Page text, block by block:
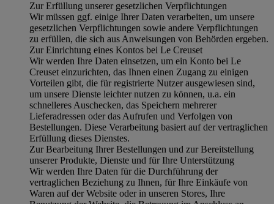
Zur Erfüllung unserer gesetzlichen Verpflichtungen
Wir müssen ggf. einige Ihrer Daten verarbeiten, um unsere
gesetzlichen Verpflichtungen sowie andere Verpflichtungen
zu erfüllen, die sich aus Anweisungen von Behörden ergeben.
Zur Einrichtung eines Kontos bei Le Creuset
Wir werden Ihre Daten einsetzen, um ein Konto bei Le
Creuset einzurichten, das Ihnen einen Zugang zu einigen
Vorteilen gibt, die für registrierte Nutzer ausgewiesen sind,
um unsere Dienste leichter nutzen zu können, u.a. ein
schnelleres Auschecken, das Speichern mehrerer
Lieferadressen oder das Aufrufen und Verfolgen von
Bestellungen. Diese Verarbeitung basiert auf der vertraglichen
Erfüllung dieses Dienstes.
Zur Bearbeitung Ihrer Bestellungen und zur Bereitstellung
unserer Produkte, Dienste und für Ihre Unterstützung
Wir werden Ihre Daten für die Durchführung der
vertraglichen Beziehung zu Ihnen, für Ihre Einkäufe von
Waren auf der Website oder in unseren Stores, Ihre